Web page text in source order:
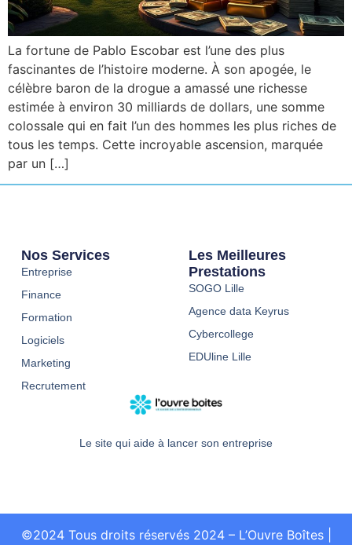
La fortune de Pablo Escobar est l’une des plus
fascinantes de l’histoire moderne. À son apogée, le
célèbre baron de la drogue a amassé une richesse
estimée à environ 30 milliards de dollars, une somme
colossale qui en fait l’un des hommes les plus riches de
tous les temps. Cette incroyable ascension, marquée
par un […]
Le site qui aide à lancer son entreprise
Nos Services
Entreprise
Finance
Formation
Logiciels
Marketing
Recrutement
Les Meilleures
Prestations
SOGO Lille
Agence data Keyrus
Cybercollege
EDUline Lille
©2024 Tous droits réservés 2024 – L’Ouvre Boîtes